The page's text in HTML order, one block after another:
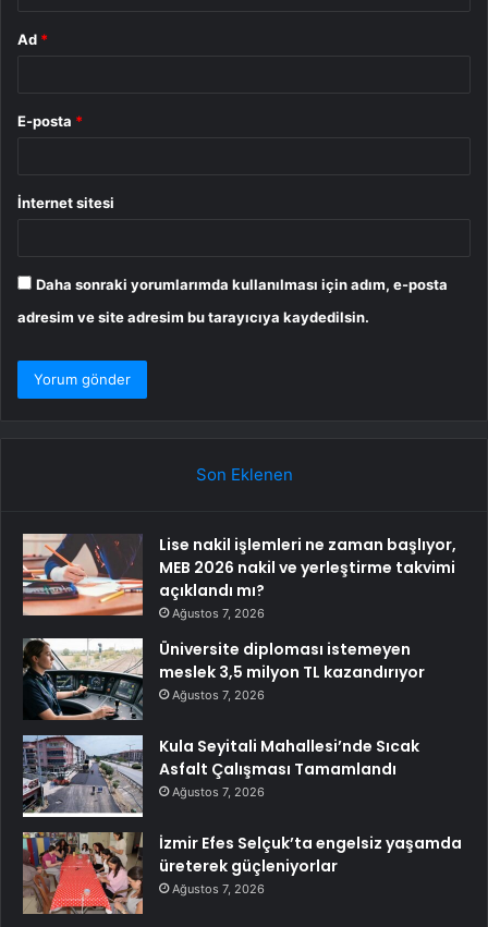
Ad *
E-posta *
İnternet sitesi
Daha sonraki yorumlarımda kullanılması için adım, e-posta
adresim ve site adresim bu tarayıcıya kaydedilsin.
Son Eklenen
Lise nakil işlemleri ne zaman başlıyor,
MEB 2026 nakil ve yerleştirme takvimi
açıklandı mı?
Ağustos 7, 2026
Üniversite diploması istemeyen
meslek 3,5 milyon TL kazandırıyor
Ağustos 7, 2026
Kula Seyitali Mahallesi’nde Sıcak
Asfalt Çalışması Tamamlandı
Ağustos 7, 2026
İzmir Efes Selçuk’ta engelsiz yaşamda
üreterek güçleniyorlar
Ağustos 7, 2026